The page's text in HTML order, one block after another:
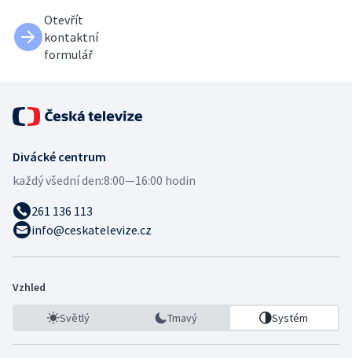
Otevřít
kontaktní
formulář
Divácké centrum
každý všední den:8:00—16:00 hodin
261 136 113
info@ceskatelevize.cz
Vzhled
Světlý Tmavý Systém